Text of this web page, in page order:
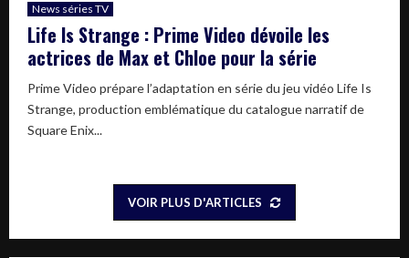
News séries TV
Life Is Strange : Prime Video dévoile les
actrices de Max et Chloe pour la série
Prime Video prépare l’adaptation en série du jeu vidéo Life Is
Strange, production emblématique du catalogue narratif de
Square Enix...
VOIR PLUS D'ARTICLES